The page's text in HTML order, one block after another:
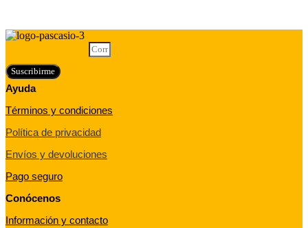
Suscribirme
Ayuda
Términos y condiciones
Política de privacidad
Envíos y devoluciones
Pago seguro
Conócenos
Información y contacto